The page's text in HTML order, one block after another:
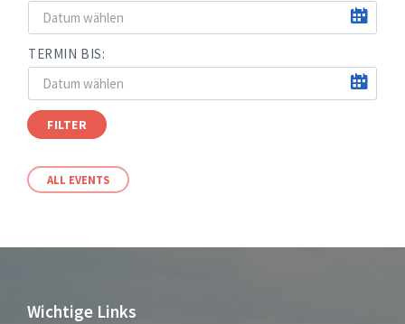
TERMIN BIS:
FILTER
ALL EVENTS
Wichtige Links